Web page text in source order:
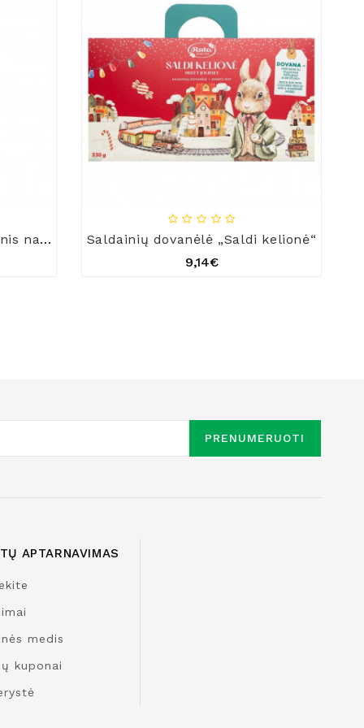
Saldainių dovanėlė „Šventinis namelis“
Saldainių dovanėlė „Saldi kelionė“
9,14€
PRENUMERUOTI
APTARNAVIMAS
medis
kuponai